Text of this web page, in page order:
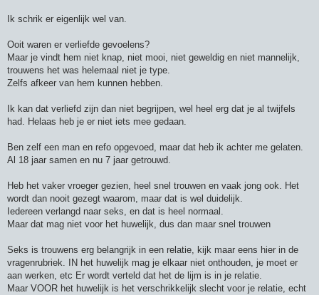
Ik schrik er eigenlijk wel van.
Ooit waren er verliefde gevoelens?
Maar je vindt hem niet knap, niet mooi, niet geweldig en niet mannelijk,
trouwens het was helemaal niet je type.
Zelfs afkeer van hem kunnen hebben.
Ik kan dat verliefd zijn dan niet begrijpen, wel heel erg dat je al twijfels
had. Helaas heb je er niet iets mee gedaan.
Ben zelf een man en refo opgevoed, maar dat heb ik achter me gelaten.
Al 18 jaar samen en nu 7 jaar getrouwd.
Heb het vaker vroeger gezien, heel snel trouwen en vaak jong ook. Het
wordt dan nooit gezegt waarom, maar dat is wel duidelijk.
Iedereen verlangd naar seks, en dat is heel normaal.
Maar dat mag niet voor het huwelijk, dus dan maar snel trouwen
Seks is trouwens erg belangrijk in een relatie, kijk maar eens hier in de
vragenrubriek. IN het huwelijk mag je elkaar niet onthouden, je moet er
aan werken, etc Er wordt verteld dat het de lijm is in je relatie.
Maar VOOR het huwelijk is het verschrikkelijk slecht voor je relatie, echt